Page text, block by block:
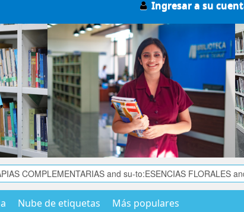
Ingresar a su
Nube de etiquetas Más populares